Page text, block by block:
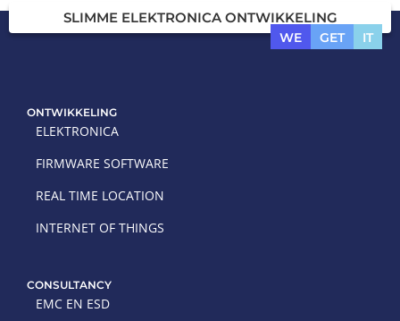
WE GET IT
SLIMME ELEKTRONICA ONTWIKKELING
ONTWIKKELING
ELEKTRONICA
FIRMWARE SOFTWARE
REAL TIME LOCATION
INTERNET OF THINGS
CONSULTANCY
EMC EN ESD